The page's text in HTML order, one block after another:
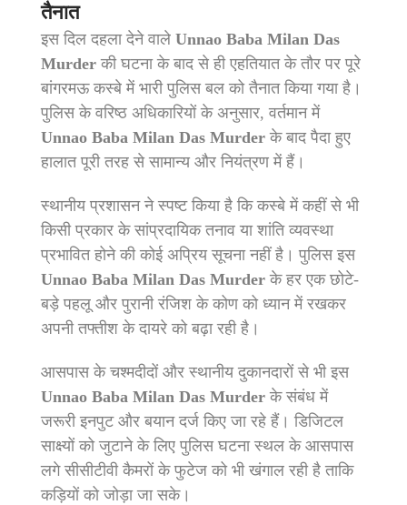
तैनात
इस दिल दहला देने वाले Unnao Baba Milan Das
Murder की घटना के बाद से ही एहतियात के तौर पर पूरे
बांगरमऊ कस्बे में भारी पुलिस बल को तैनात किया गया है।
पुलिस के वरिष्ठ अधिकारियों के अनुसार, वर्तमान में
Unnao Baba Milan Das Murder के बाद पैदा हुए
हालात पूरी तरह से सामान्य और नियंत्रण में हैं।
स्थानीय प्रशासन ने स्पष्ट किया है कि कस्बे में कहीं से भी
किसी प्रकार के सांप्रदायिक तनाव या शांति व्यवस्था
प्रभावित होने की कोई अप्रिय सूचना नहीं है। पुलिस इस
Unnao Baba Milan Das Murder के हर एक छोटे-
बड़े पहलू और पुरानी रंजिश के कोण को ध्यान में रखकर
अपनी तफ्तीश के दायरे को बढ़ा रही है।
आसपास के चश्मदीदों और स्थानीय दुकानदारों से भी इस
Unnao Baba Milan Das Murder के संबंध में
जरूरी इनपुट और बयान दर्ज किए जा रहे हैं। डिजिटल
साक्ष्यों को जुटाने के लिए पुलिस घटना स्थल के आसपास
लगे सीसीटीवी कैमरों के फुटेज को भी खंगाल रही है ताकि
कड़ियों को जोड़ा जा सके।